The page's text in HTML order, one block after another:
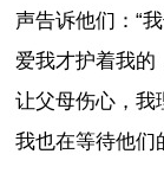
声告诉他们：“
爱我才护着我的
让父母伤心，我
我也在等待他们